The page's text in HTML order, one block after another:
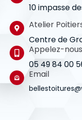
10 impasse
Atelier
Centre de
Appelez-nous
05 49 84 00
Email